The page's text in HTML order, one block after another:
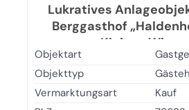
Lukratives
Berggasthof
Kleines
Objektart
Objekttyp
Vermarktungsart
Kauf